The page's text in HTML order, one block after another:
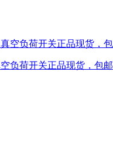
负荷开关正品现货，包邮